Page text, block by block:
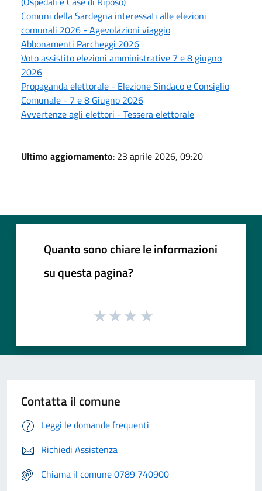
Comuni della Sardegna interessati alle elezioni
comunali 2026 - Agevolazioni viaggio
Abbonamenti Parcheggi 2026
Voto assistito elezioni amministrative 7 e 8 giugno
2026
Propaganda elettorale - Elezione Sindaco e Consiglio
Comunale - 7 e 8 Giugno 2026
Avvertenze agli elettori - Tessera elettorale
Ultimo aggiornamento: 23 aprile 2026, 09:20
Quanto sono chiare le informazioni
su questa pagina?
Contatta il comune
Leggi le domande frequenti
Richiedi Assistenza
Chiama il comune 0789 740900